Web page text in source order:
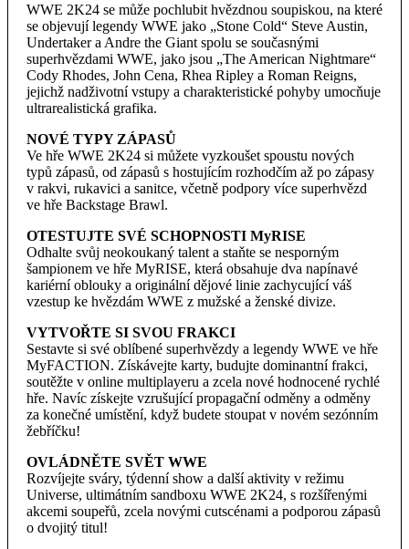
WWE 2K24 se může pochlubit hvězdnou soupiskou, na které
se objevují legendy WWE jako „Stone Cold“ Steve Austin,
Undertaker a Andre the Giant spolu se současnými
superhvězdami WWE, jako jsou „The American Nightmare“
Cody Rhodes, John Cena, Rhea Ripley a Roman Reigns,
jejichž nadživotní vstupy a charakteristické pohyby umocňuje
ultrarealistická grafika.
NOVÉ TYPY ZÁPASŮ
Ve hře WWE 2K24 si můžete vyzkoušet spoustu nových
typů zápasů, od zápasů s hostujícím rozhodčím až po zápasy
v rakvi, rukavici a sanitce, včetně podpory více superhvězd
ve hře Backstage Brawl.
OTESTUJTE SVÉ SCHOPNOSTI MyRISE
Odhalte svůj neokoukaný talent a staňte se nesporným
šampionem ve hře MyRISE, která obsahuje dva napínavé
kariérní oblouky a originální dějové linie zachycující váš
vzestup ke hvězdám WWE z mužské a ženské divize.
VYTVOŘTE SI SVOU FRAKCI
Sestavte si své oblíbené superhvězdy a legendy WWE ve hře
MyFACTION. Získávejte karty, budujte dominantní frakci,
soutěžte v online multiplayeru a zcela nové hodnocené rychlé
hře. Navíc získejte vzrušující propagační odměny a odměny
za konečné umístění, když budete stoupat v novém sezónním
žebříčku!
OVLÁDNĚTE SVĚT WWE
Rozvíjejte sváry, týdenní show a další aktivity v režimu
Universe, ultimátním sandboxu WWE 2K24, s rozšířenými
akcemi soupeřů, zcela novými cutscénami a podporou zápasů
o dvojitý titul!